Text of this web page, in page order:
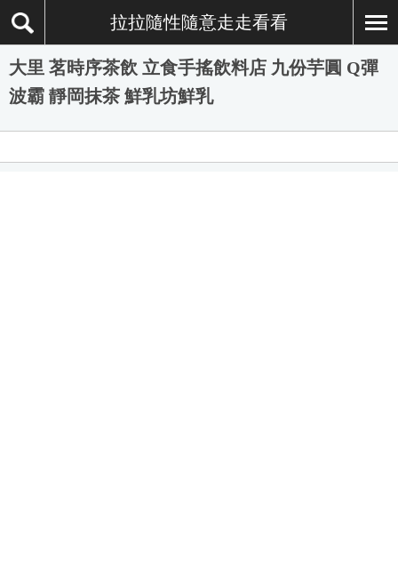
拉拉隨性隨意走走看看
大里 茗時序茶飲 立食手搖飲料店 九份芋圓 Q彈
波霸 靜岡抹茶 鮮乳坊鮮乳